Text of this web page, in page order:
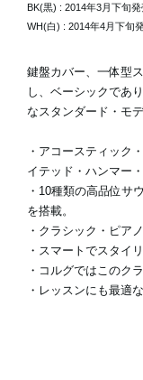
BK(黒) : 2014年3月下旬発
WH(白) : 2014年4月下旬
鍵盤カバー、一体型
し、ベーシックであ
なスタンダード・モ
・アコースティック
イテッド・ハンマー
・10種類の高品位サ
を搭載。
・クラシック・ピア
・スマートでスタイ
・コルグではこのク
・レッスンにも最適